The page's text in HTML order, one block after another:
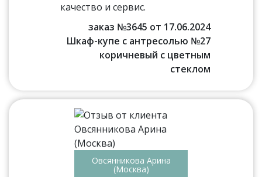
качество и сервис.
заказ №3645 от 17.06.2024
Шкаф-купе с антресолью №27
коричневый с цветным
стеклом
Овсянникова Арина
(Москва)